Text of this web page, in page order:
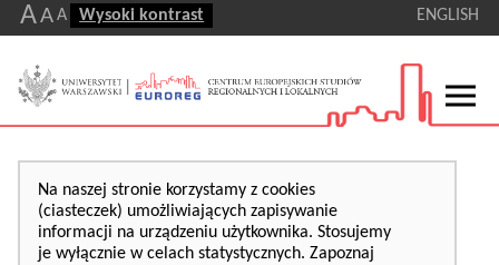
AA A Wysoki kontrast ENGLISH
Na naszej stronie korzystamy z cookies
(ciasteczek) umożliwiających zapisywanie
informacji na urządzeniu użytkownika. Stosujemy
je wyłącznie w celach statystycznych. Zapoznaj